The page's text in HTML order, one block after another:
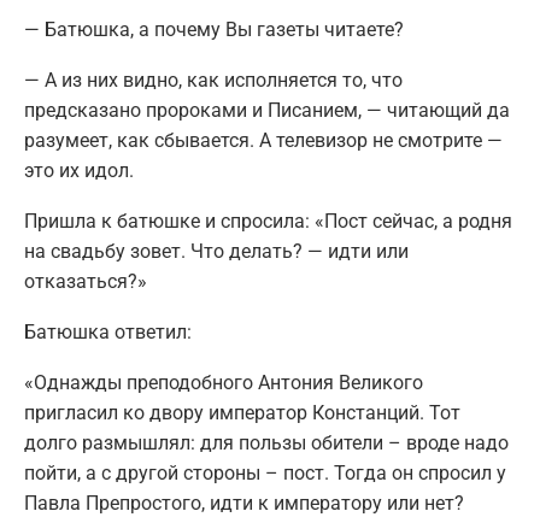
— Батюшка, а почему Вы газеты читаете?
— А из них видно, как исполняется то, что
предсказано пророками и Писанием, — читающий да
разумеет, как сбывается. А телевизор не смотрите —
это их идол.
Пришла к батюшке и спросила: «Пост сейчас, а родня
на свадьбу зовет. Что делать? — идти или
отказаться?»
Батюшка ответил:
«Однажды преподобного Антония Великого
пригласил ко двору император Констанций. Тот
долго размышлял: для пользы обители – вроде надо
пойти, а с другой стороны – пост. Тогда он спросил у
Павла Препростого, идти к императору или нет?